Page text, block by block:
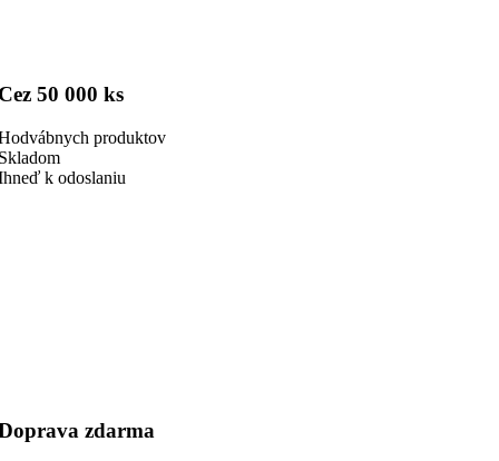
50 000 ks
produktov
k odoslaniu
zdarma